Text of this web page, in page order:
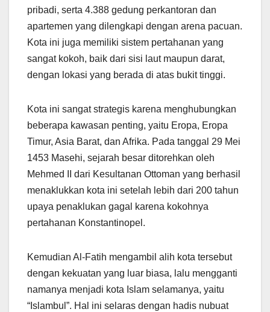
pribadi, serta 4.388 gedung perkantoran dan
apartemen yang dilengkapi dengan arena pacuan.
Kota ini juga memiliki sistem pertahanan yang
sangat kokoh, baik dari sisi laut maupun darat,
dengan lokasi yang berada di atas bukit tinggi.
Kota ini sangat strategis karena menghubungkan
beberapa kawasan penting, yaitu Eropa, Eropa
Timur, Asia Barat, dan Afrika. Pada tanggal 29 Mei
1453 Masehi, sejarah besar ditorehkan oleh
Mehmed II dari Kesultanan Ottoman yang berhasil
menaklukkan kota ini setelah lebih dari 200 tahun
upaya penaklukan gagal karena kokohnya
pertahanan Konstantinopel.
Kemudian Al-Fatih mengambil alih kota tersebut
dengan kekuatan yang luar biasa, lalu mengganti
namanya menjadi kota Islam selamanya, yaitu
“Islambul”. Hal ini selaras dengan hadis nubuat